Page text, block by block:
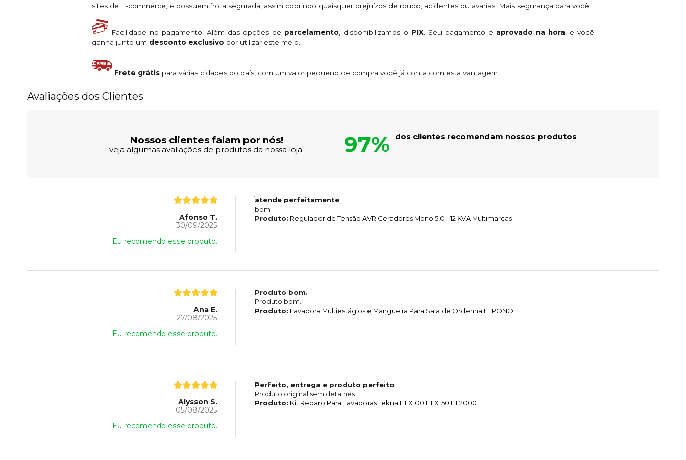
sites de E-commerce, e possuem frota segurada, assim cobrindo quaisquer prejuízos de roubo, acidentes ou avarias. Mais segurança para você!
Facilidade no pagamento. Além das opções de parcelamento, disponibilizamos o PIX. Seu pagamento é aprovado na hora, e você
ganha junto um desconto exclusivo por utilizar este meio.
Frete grátis para várias cidades do país, com um valor pequeno de compra você já conta com esta vantagem.
Avaliações dos Clientes
Nossos clientes falam por nós!
veja algumas avaliações de produtos da nossa loja. 97% dos clientes recomendam nossos produtos
Afonso T.
30/09/2025
Eu recomendo esse produto.
atende perfeitamente
bom
Produto: Regulador de Tensão AVR Geradores Mono 5,0 - 12 KVA Multimarcas
Ana E.
27/08/2025
Eu recomendo esse produto.
Produto bom.
Produto bom.
Produto: Lavadora Multiestágios e Mangueira Para Sala de Ordenha LEPONO
Alysson S.
05/08/2025
Eu recomendo esse produto.
Perfeito, entrega e produto perfeito
Produto original sem detalhes
Produto: Kit Reparo Para Lavadoras Tekna HLX100 HLX150 HL2000